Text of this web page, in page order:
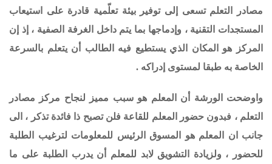
مصادر التعلم تسعى إلى توفير بيئة تعلّمية قادرة على استيعاب
المستجدات التقنية ، وإدماجها بما يتم داخل الغرفة الصفية ، إذ إن
المركز هو المكان الذي يستطيع فيه الطالب أن يتعلم بالسرعة
الخاصة به طبقا لمستوى إدراكه .
واوضحت الورشة أن المعلم هو سبب مميز لنجاح مركز مصادر
التعلم ، فبدون حضور المعلم للقاعة فلن تصبح ذا فائدة تذكر ، الى
جانب ان المعلم هو المسوق الرئيس للمعلومات لترغيب الطلبة
للحضور ، ولزيادة التشويق لابد للمعلم أن يدرب الطلبة على ما